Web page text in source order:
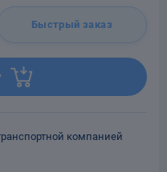
Быстрый заказ
компанией